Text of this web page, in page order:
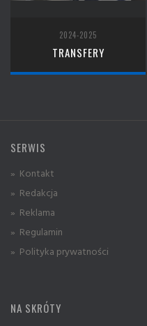
2024-2025
TRANSFERY
SERWIS
» Kontakt
» Redakcja
» Reklama
» Regulamin
» Polityka prywatności
NA SKRÓTY